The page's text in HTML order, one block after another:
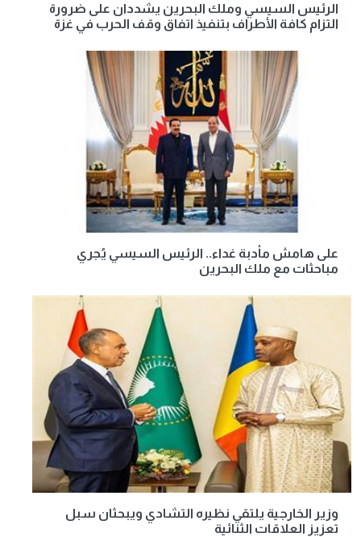
الرئيس السيسي وملك البحرين يشددان على ضرورة
التزام كافة الأطراف بتنفيذ اتفاق وقف الحرب في غزة
على هامش مأدبة غداء.. الرئيس السيسي يُجري
مباحثات مع ملك البحرين
وزير الخارجية يلتقي نظيره التشادي ويبحثان سبل
تعزيز العلاقات الثنائية